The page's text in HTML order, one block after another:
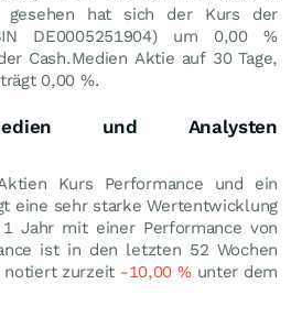
gesehen hat sich der Kurs der
DE0005251904) um 0,00%
Cash.Medien Aktie auf 30 Tage,
0,00 %.
und Analysten
Kurs Performance und ein
eine sehr starke Wertentwicklung
Jahr mit einer Performance von
ist in den letzten 52 Wochen
notiert zurzeit -10,00 %unter dem